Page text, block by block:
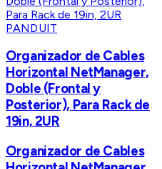
PANDUIT
Organizador de Cables
Horizontal NetManager,
Doble (Frontal y
Posterior), Para Rack de
19in, 2UR
Organizador de Cables